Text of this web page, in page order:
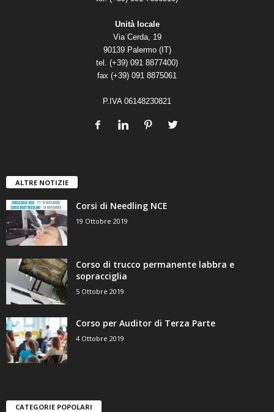
Unità locale
Via Cerda, 19
90139 Palermo (IT)
tel. (+39) 091 8877400)
fax (+39) 091 8875061
P.IVA 06148230821
ALTRE NOTIZIE
Corsi di Needling NCE
19 Ottobre 2019
Corso di trucco permanente labbra e
sopracciglia
5 Ottobre 2019
Corso per Auditor di Terza Parte
4 Ottobre 2019
CATEGORIE POPOLARI